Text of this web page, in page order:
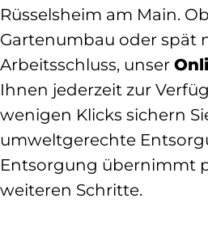
Rüsselsheim am Main.
Gartenumbau oder spät
Arbeitsschluss, unser
Ihnen jederzeit zur
wenigen Klicks sichern
umweltgerechte
Entsorgung übernimmt
weiteren Schritte.